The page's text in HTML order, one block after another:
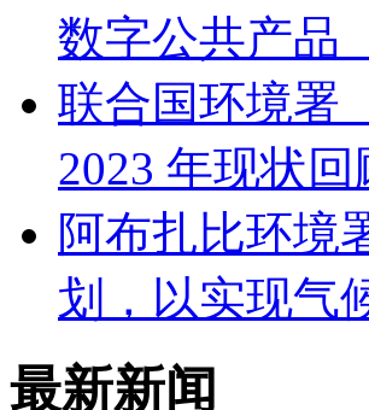
数字公共产品
联合国环境署
2023 年现状回
阿布扎比环境
划，以实现气
最新新闻